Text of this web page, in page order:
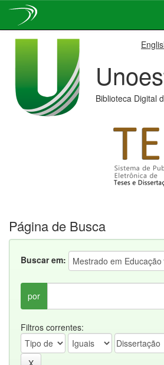
Biblioteca Digital
Página de Busca
Buscar em:
por
Filtros correntes: